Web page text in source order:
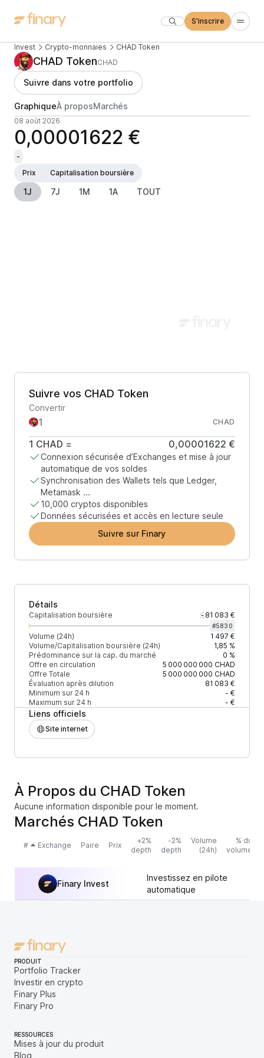
S'inscrire
Invest Crypto-monnaies CHAD Token
CHAD TokenCHAD
Suivre dans votre portfolio
GraphiqueÀ proposMarchés
08 août 2026
0,00001622 €
-
Prix
Capitalisation boursière
1J 7J 1M 1A TOUT
Suivre vos CHAD Token
Convertir
CHAD
1 CHAD = 0,00001622 €
Connexion sécurisée d’Exchanges et mise à jour
automatique de vos soldes
Synchronisation des Wallets tels que Ledger,
Metamask ...
10,000 cryptos disponibles
Données sécurisées et accès en lecture seule
Suivre sur Finary
Détails
Capitalisation boursière - 81 083 €
#5830
Volume (24h)
1 497 €
Volume/Capitalisation boursière (24h)
1,85 %
Prédominance sur la cap. du marché
0 %
Offre en circulation
5 000 000 000 CHAD
Offre Totale
5 000 000 000 CHAD
Évaluation après dilution
81 083 €
Minimum sur 24 h
- €
Maximum sur 24 h
- €
Liens officiels
Site internet
À Propos du CHAD Token
Aucune information disponible pour le moment.
Marchés CHAD Token
# Exchange Paire Prix
+2%
depth
-2%
depth
Volume
(24h)
% du
volume
Finary Invest
Investissez en pilote
automatique
PRODUIT
Portfolio Tracker
Investir en crypto
Finary Plus
Finary Pro
RESSOURCES
Mises à jour du produit
Blog